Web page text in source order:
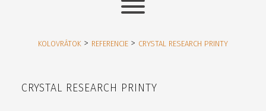
KOLOVRÁTOK > REFERENCIE > CRYSTAL RESEARCH PRINTY
CRYSTAL RESEARCH PRINTY